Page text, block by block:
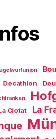
Decathlon
Ciotat La